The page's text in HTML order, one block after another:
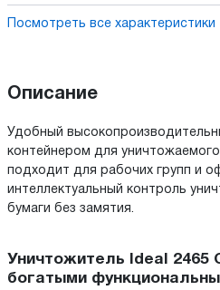
Посмотреть все характеристики
Описание
Удобный
контейнером для
подходит для рабочих групп и
интеллектуальный контроль
бумаги без замятия.
Уничтожитель Ideal 2465
богатыми